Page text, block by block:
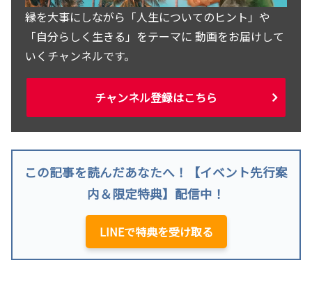
縁を大事にしながら「人生についてのヒント」や
「自分らしく生きる」をテーマに 動画をお届けして
いくチャンネルです。
チャンネル登録はこちら
この記事を読んだあなたへ！【イベント先行案
内＆限定特典】配信中！
LINEで特典を受け取る